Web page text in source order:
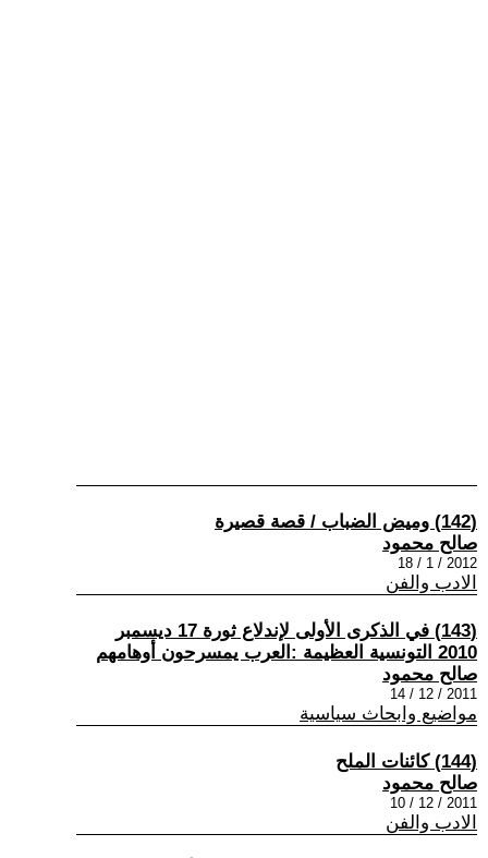
(142) وميض الضباب / قصة قصيرة
صالح محمود
2012 / 1 / 18
الادب والفن
(143) في الذكرى الأولى لإندلاع ثورة 17 ديسمبر
2010 التونسية العظيمة :العرب يمسرحون أوهامهم
صالح محمود
2011 / 12 / 14
مواضيع وابحاث سياسية
(144) كائنات الملح
صالح محمود
2011 / 12 / 10
الادب والفن